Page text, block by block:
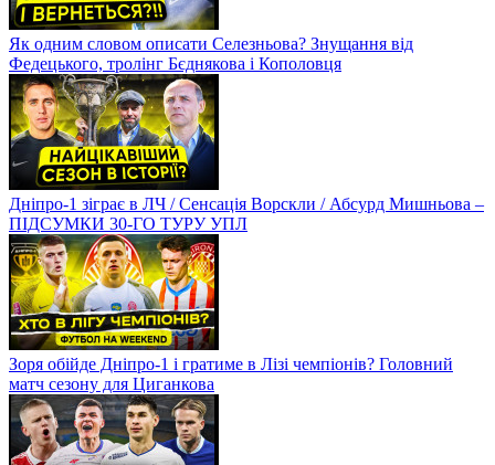
Як одним словом описати Селезньова? Знущання від
Федецького, тролінг Бєднякова і Кополовця
Дніпро-1 зіграє в ЛЧ / Сенсація Ворскли / Абсурд Мишньова –
ПІДСУМКИ 30-ГО ТУРУ УПЛ
Зоря обійде Дніпро-1 і гратиме в Лізі чемпіонів? Головний
матч сезону для Циганкова